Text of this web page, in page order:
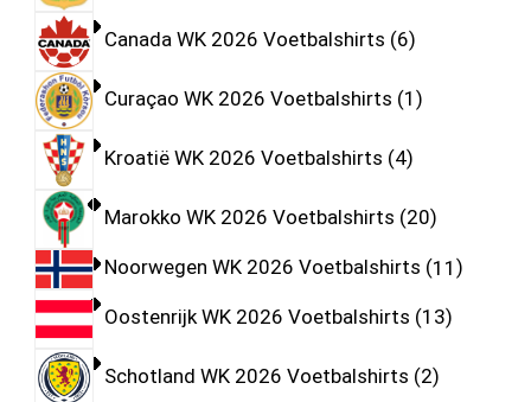
Canada WK 2026 Voetbalshirts 6
Curaçao WK 2026 Voetbalshirts 1
Kroatië WK 2026 Voetbalshirts 4
Marokko WK 2026 Voetbalshirts 20
Noorwegen WK 2026 Voetbalshirts 11
Oostenrijk WK 2026 Voetbalshirts 13
Schotland WK 2026 Voetbalshirts 2